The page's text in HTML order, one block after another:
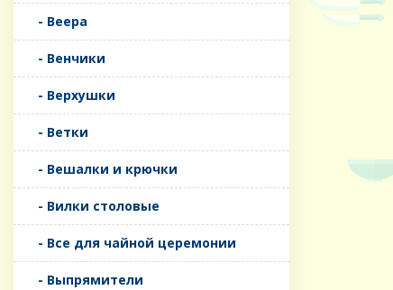
- Веера
- Венчики
- Верхушки
- Ветки
- Вешалки и крючки
- Вилки столовые
- Все для чайной церемонии
- Выпрямители